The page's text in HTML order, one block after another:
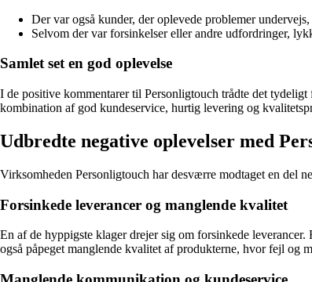
Der var også kunder, der oplevede problemer
Selvom der var forsinkelser eller andre udfordringer,
Samlet set en god oplevelse
I de positive kommentarer til Personligtouch trådte det
kombination af god kundeservice, hurtig levering og
Udbredte negative oplevelser med
Virksomheden Personligtouch har desværre modtaget en del
Forsinkede leverancer og manglende kvalitet
En af de hyppigste klager drejer sig om forsinkede
også påpeget manglende kvalitet af produkterne, hvor fejl og